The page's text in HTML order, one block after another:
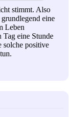
stimmt. Also
eine
Leben
Tag eine Stunde
solche positive